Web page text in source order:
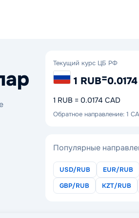
Текущий курс ЦБ РФ
1 RUB=
1 RUB = 0.0174 CAD
Обратное направление: 1
Популярные
USD/RUB EUR/RUB
GBP/RUB
KZT/RUB